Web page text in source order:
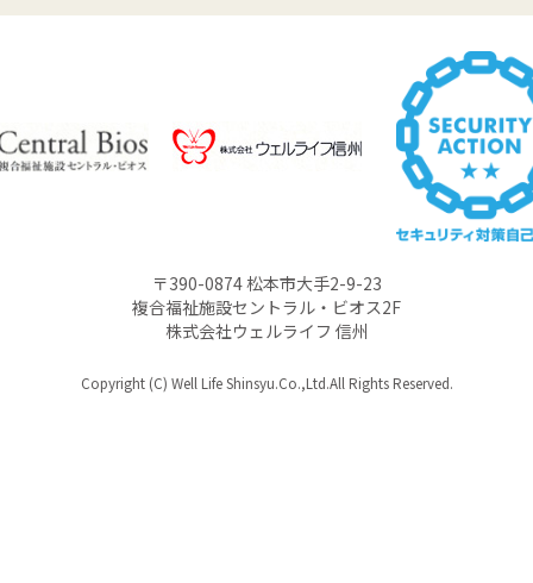
〒390-0874 松本市大手2-9-23
複合福祉施設セントラル・ビオス2F
株式会社ウェルライフ 信州
Copyright (C) Well Life Shinsyu.Co.,Ltd.All Rights Reserved.